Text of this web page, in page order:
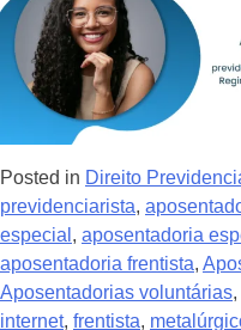
Posted in Direito
previdenciarista,
especial , aposentadoria
aposentadoria frentista,
Aposentadorias voluntárias,
internet, frentista,